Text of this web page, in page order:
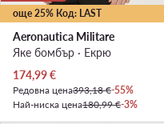
още 25% Код: LAST
Aeronautica Militare
Яке бомбър · Екрю
Актуална цена
174,99€
Редовна цена393,18 €-55%
Най-ниска цена180,99 €-3%